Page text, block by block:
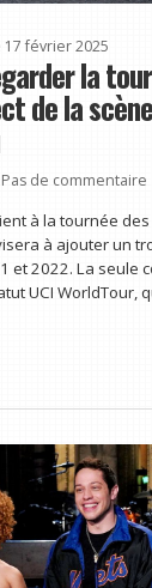
17 février 2025
la
de la
Pas de commentaire
à la tournée
à ajouter un
et 2022. La seule
UCI WorldTour,